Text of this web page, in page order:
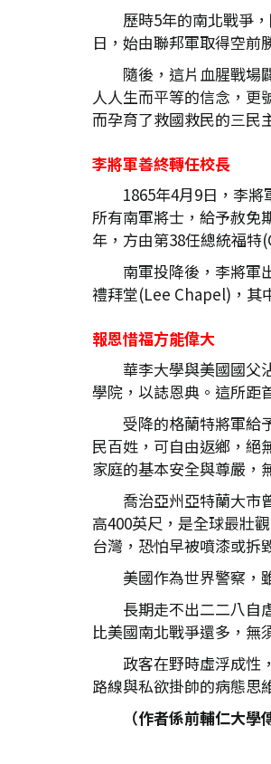
歷時5年的南北戰爭
日，始由聯邦軍取得空前
隨後，這片血腥戰場
人人生而平等的信念，更
而孕育了救國救民的三民
李將軍善終轉任校長
1865年4月9日，李
所有南軍將士，給予赦免
年，方由第38任總統福特
南軍投降後，李將軍
禮拜堂(Lee Chapel)，其
報恩惜福方能偉大
華李大學與美國國父
學院，以誌恩典。這所距
受降的格蘭特將軍給
民百姓，可自由返鄉，絕
家庭的基本安全與尊嚴，
喬治亞州亞特蘭大市
高400英尺，是全球最壯
台灣，恐怕早被噴漆或拆
美國作為世界警察，
長期走不出二二八自
比美國南北戰爭還多，無
政客在野時虛浮成性
路線與私欲掛帥的病態思
（作者係前輔仁大學